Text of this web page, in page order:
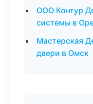
ООО Контур
системы в
Мастерская
двери в Омск